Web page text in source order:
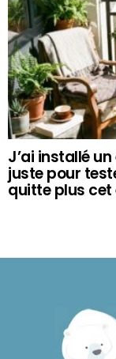
J’ai installé
juste pour
quitte plus cet